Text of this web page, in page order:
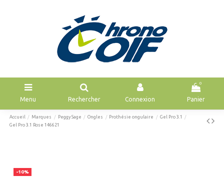
Menu Rechercher Connexion
0
Panier
Accueil Marques Peggy Sage Ongles Prothésie ongulaire
Gel Pro 3.1
Gel Pro 3.1 Rose 146621
-10%